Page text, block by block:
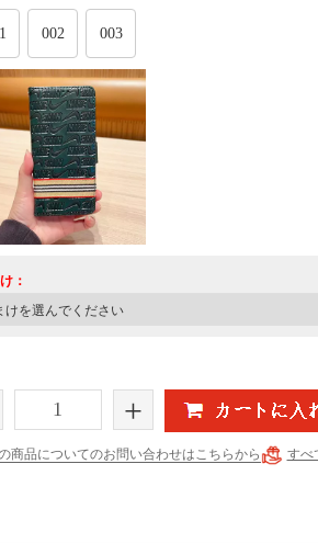
002 003
：
+
商品についてのお問い合わせはこちらから すべ